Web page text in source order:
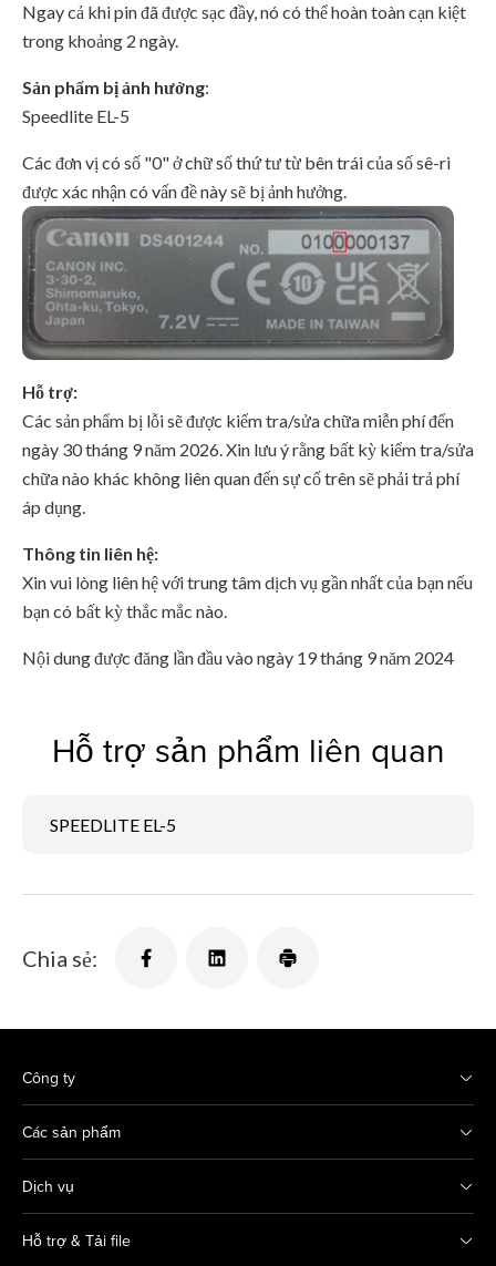
Ngay cả khi pin đã được sạc đầy, nó có thể hoàn toàn cạn kiệt
trong khoảng 2 ngày.
Sản phẩm bị ảnh hưởng:
Speedlite EL-5
Các đơn vị có số "0" ở chữ số thứ tư từ bên trái của số sê-ri
được xác nhận có vấn đề này sẽ bị ảnh hưởng.
Hỗ trợ:
Các sản phẩm bị lỗi sẽ được kiểm tra/sửa chữa miễn phí đến
ngày 30 tháng 9 năm 2026. Xin lưu ý rằng bất kỳ kiểm tra/sửa
chữa nào khác không liên quan đến sự cố trên sẽ phải trả phí
áp dụng.
Thông tin liên hệ:
Xin vui lòng liên hệ với trung tâm dịch vụ gần nhất của bạn nếu
bạn có bất kỳ thắc mắc nào.
Nội dung được đăng lần đầu vào ngày 19 tháng 9 năm 2024
Hỗ trợ sản phẩm liên quan
SPEEDLITE EL-5
Chia sẻ:
Công ty
Các sản phẩm
Dịch vụ
Hỗ trợ & Tải file